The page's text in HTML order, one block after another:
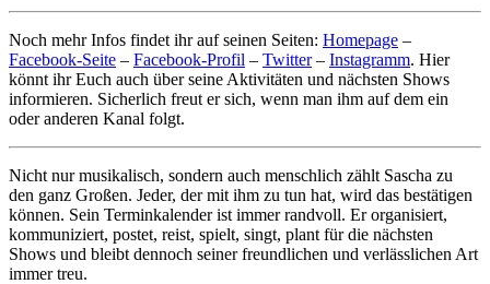
Noch mehr Infos findet ihr auf seinen Seiten: Homepage –
Facebook-Seite – Facebook-Profil – Twitter– Instagramm. Hier
könnt ihr Euch auch über seine Aktivitäten und nächsten Shows
informieren. Sicherlich freut er sich, wenn man ihm auf dem ein
oder anderen Kanal folgt.
Nicht nur musikalisch, sondern auch menschlich zählt Sascha zu
den ganz Großen. Jeder, der mit ihm zu tun hat, wird das bestätigen
können. Sein Terminkalender ist immer randvoll. Er organisiert,
kommuniziert, postet, reist, spielt, singt, plant für die nächsten
Shows und bleibt dennoch seiner freundlichen und verlässlichen Art
immer treu.